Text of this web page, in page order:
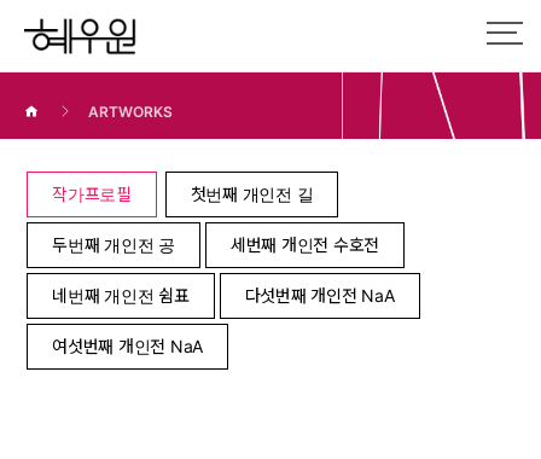
ARTWORKS
작가프로필 첫번째 개인전 길
두번째 개인전 공 세번째 개인전 수호전
네번째 개인전 쉼표 다섯번째 개인전 NaA
여섯번째 개인전 NaA